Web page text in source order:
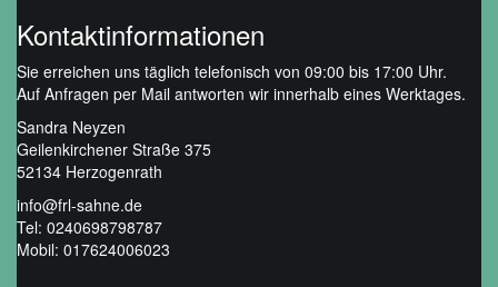
Kontaktinformationen
Sie erreichen uns täglich telefonisch von 09:00 bis 17:00 Uhr.
Auf Anfragen per Mail antworten wir innerhalb eines Werktages.
Sandra Neyzen
Geilenkirchener Straße 375
52134 Herzogenrath
info@frl-sahne.de
Tel: 0240698798787
Mobil: 017624006023